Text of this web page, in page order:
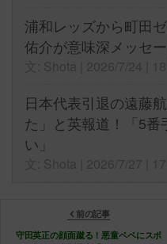
浦和レッズから町田
佑介が意味深メッセ
日本代表引退の遠藤
た」と英報道！「5番
い」
前の記事
守田英正の顔面蹴る！悪童ペペにスポ